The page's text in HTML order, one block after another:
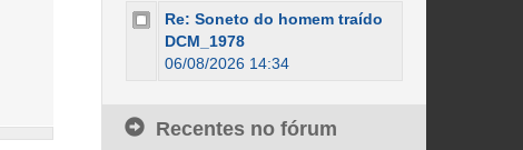
Re: Soneto do homem traído
DCM_1978
06/08/2026 14:34
Recentes no fórum